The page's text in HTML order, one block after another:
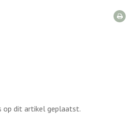
op dit artikel geplaatst.